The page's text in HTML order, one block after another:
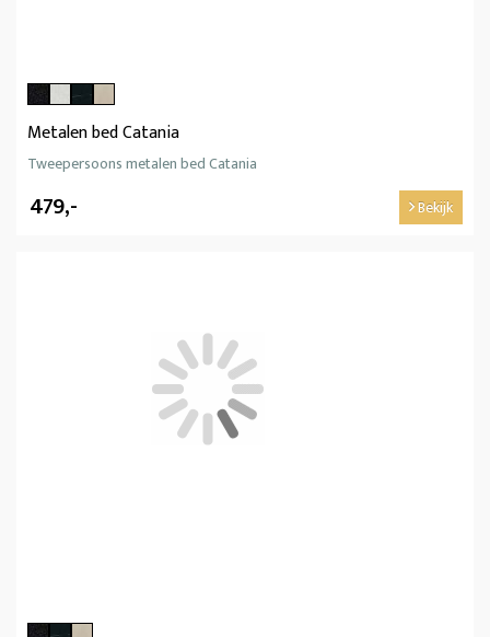
Metalen bed Catania
Tweepersoons metalen bed Catania
479,- Bekijk